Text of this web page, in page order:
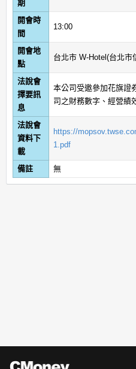
期
開會時
間
13:00
開會地
點
台北市 W-Hotel(台北市
法說會
擇要訊
息
本公司受邀參加花旗證
司之財務數字、經營績
法說會
資料下
載
https://
1.pdf
備註 無